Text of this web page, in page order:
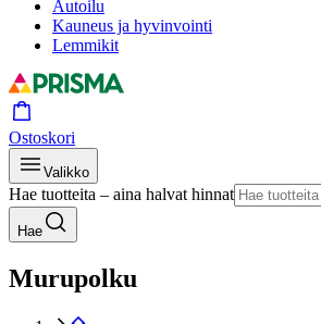
Autoilu
Kauneus ja hyvinvointi
Lemmikit
Ostoskori
Valikko
Hae tuotteita – aina halvat hinnat
Hae
Murupolku